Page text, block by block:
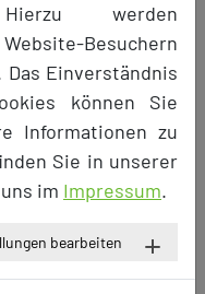
melden
an. Wenn Sie
Sie sich
werden
Besuchern
Einverständnis
können Sie
Informationen zu
Sie in unserer
im Impressum.
bearbeiten